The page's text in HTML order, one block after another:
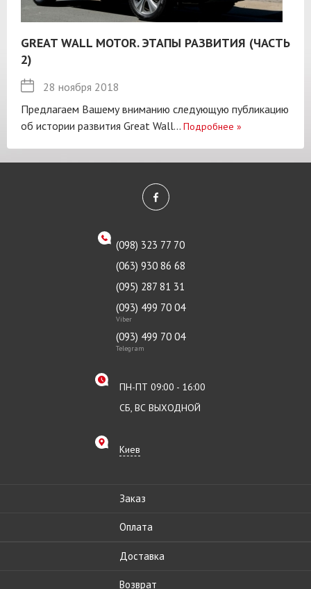
GREAT WALL MOTOR. ЭТАПЫ РАЗВИТИЯ (ЧАСТЬ
2)
28 ноября 2018
Предлагаем Вашему вниманию следующую публикацию
об истории развития Great Wall... Подробнее »
(098) 323 77 70
(063) 930 86 68
(095) 287 81 31
(093) 499 70 04
Viber
(093) 499 70 04
Telegram
ПН-ПТ 09:00 - 16:00
СБ, ВС ВЫХОДНОЙ
Киев
Заказ
Оплата
Доставка
Возврат